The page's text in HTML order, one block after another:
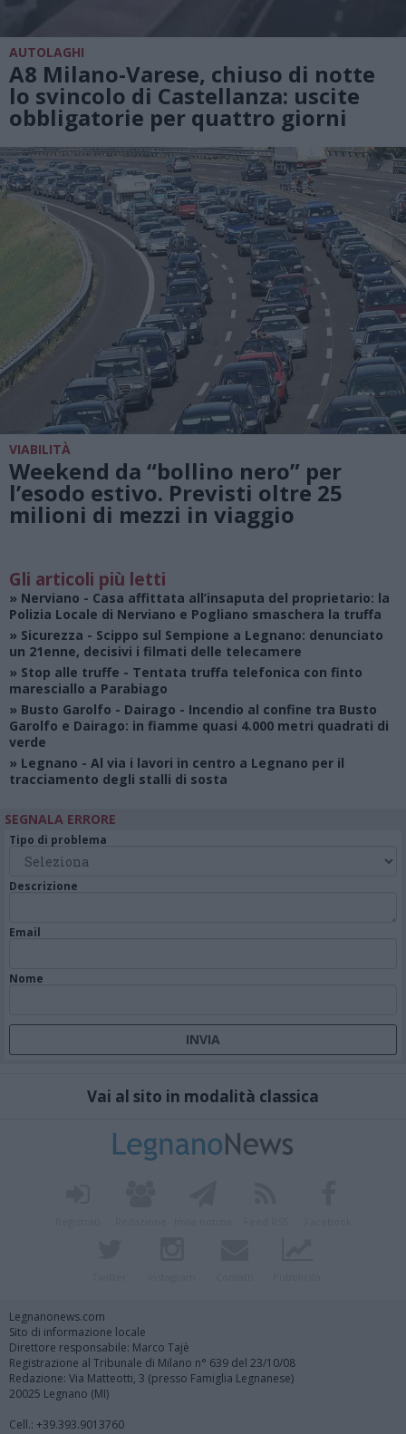
AUTOLAGHI
A8 Milano-Varese, chiuso di notte
lo svincolo di Castellanza: uscite
obbligatorie per quattro giorni
VIABILITÀ
Weekend da “bollino nero” per
l’esodo estivo. Previsti oltre 25
milioni di mezzi in viaggio
Gli articoli più letti
» Nerviano - Casa affittata all’insaputa del proprietario: la
Polizia Locale di Nerviano e Pogliano smaschera la truffa
» Sicurezza - Scippo sul Sempione a Legnano: denunciato
un 21enne, decisivi i filmati delle telecamere
» Stop alle truffe - Tentata truffa telefonica con finto
maresciallo a Parabiago
» Busto Garolfo - Dairago - Incendio al confine tra Busto
Garolfo e Dairago: in fiamme quasi 4.000 metri quadrati di
verde
» Legnano - Al via i lavori in centro a Legnano per il
tracciamento degli stalli di sosta
SEGNALA ERRORE
Tipo di problema
Descrizione
Email
Nome
Vai al sito in modalità classica
Legnanonews.com
Sito di informazione locale
Direttore responsabile: Marco Tajè
Registrazione al Tribunale di Milano n° 639 del 23/10/08
Redazione: Via Matteotti, 3 (presso Famiglia Legnanese)
20025 Legnano (MI)
Cell.: +39.393.9013760